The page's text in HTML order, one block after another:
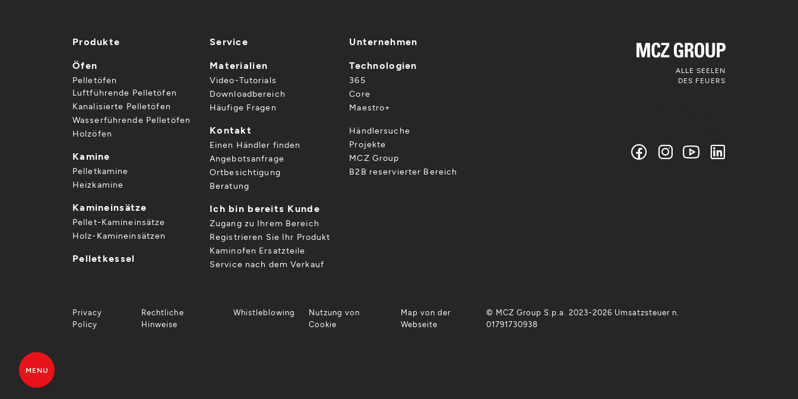
Produkte
Öfen
Pelletöfen
Luftführende Pelletöfen
Kanalisierte Pelletöfen
Wasserführende Pelletöfen
Holzöfen
Kamine
Pelletkamine
Heizkamine
Kamineinsätze
Pellet-Kamineinsätze
Holz-Kamineinsätzen
Pelletkessel
Service
Materialien
Video-Tutorials
Downloadbereich
Häufige Fragen
Kontakt
Einen Händler finden
Angebotsanfrage
Ortbesichtigung
Beratung
Ich bin bereits Kunde
Zugang zu Ihrem Bereich
Registrieren Sie Ihr Produkt
Kaminofen Ersatzteile
Service nach dem Verkauf
Unternehmen
Technologien
365
Core
Maestro+
Händlersuche
Projekte
MCZ Group
B2B reservierter Bereich
ALLE SEELEN
DES FEUERS
Privacy
Policy
Rechtliche
Hinweise
Whistleblowing
Nutzung von
Cookie
Map von der
Webseite
© MCZ Group S.p.a. 2023-2026 Umsatzsteuer n.
01791730938
MENU